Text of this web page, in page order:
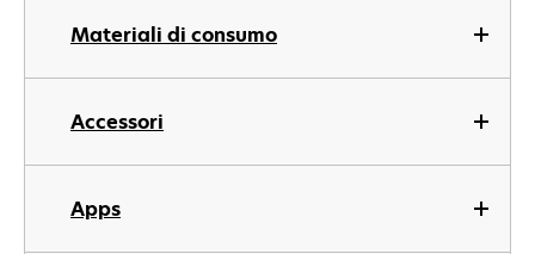
Materiali di consumo
Accessori
Apps